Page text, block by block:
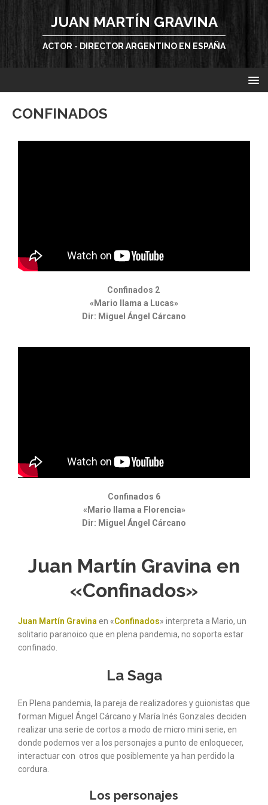
JUAN MARTÍN GRAVINA
ACTOR - DIRECTOR ARGENTINO EN ESPAÑA
CONFINADOS
Confinados 2
«Mario llama a Lucas»
Dir: Miguel Ángel Cárcano
Confinados 6
«Mario llama a Florencia»
Dir: Miguel Ángel Cárcano
Juan Martín Gravina en
«Confinados»
Juan Martín Gravina en «Confinados» interpreta a Mario, un
solitario paranoico que en plena pandemia, no soporta estar
confinado.
La Saga
En Plena pandemia, la pareja de realizadores y guionistas que
forman Miguel Ángel Cárcano y María Inés Gonzales deciden
realizar una serie de cortos a modo de micro mini serie, en
donde podemos ver a los personajes a punto de enloquecer,
interactuar con otros que posiblemente ya han perdido la
cordura.
Los personajes